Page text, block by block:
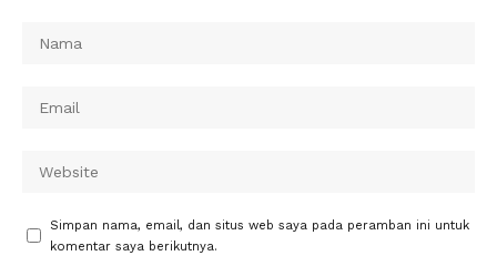
Simpan nama, email, dan situs web saya pada peramban ini untuk
komentar saya berikutnya.